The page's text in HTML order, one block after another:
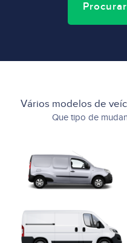
Vários modelos de
Que tipo de